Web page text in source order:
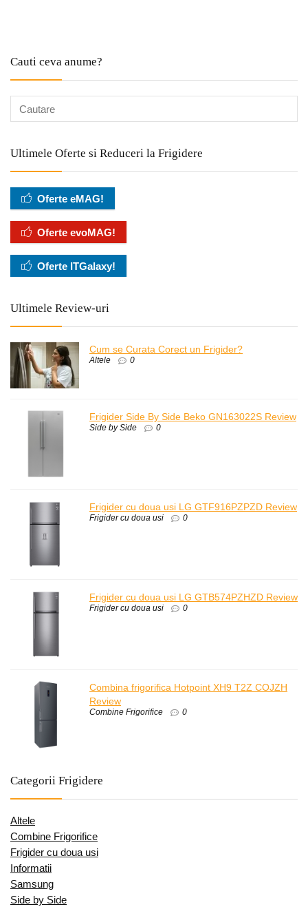
Cauti ceva anume?
Ultimele Oferte si Reduceri la Frigidere
Oferte eMAG!
Oferte evoMAG!
Oferte ITGalaxy!
Ultimele Review-uri
Cum se Curata Corect un Frigider?
Altele 0
Frigider Side By Side Beko GN163022S Review
Side by Side 0
Frigider cu doua usi LG GTF916PZPZD Review
Frigider cu doua usi 0
Frigider cu doua usi LG GTB574PZHZD Review
Frigider cu doua usi 0
Combina frigorifica Hotpoint XH9 T2Z COJZH
Review
Combine Frigorifice 0
Categorii Frigidere
Altele
Combine Frigorifice
Frigider cu doua usi
Informatii
Samsung
Side by Side